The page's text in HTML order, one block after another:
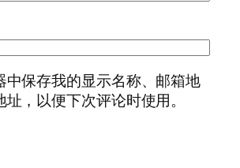
中保存我的显示名称、邮箱地
，以便下次评论时使用。